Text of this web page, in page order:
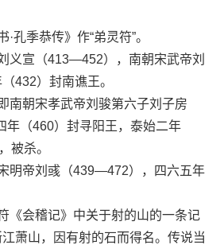
季恭传》作“弟灵符”。
宣（413—452），南朝宋武帝刘
432）封南谯王。
朝宋孝武帝刘骏第六子刘子房
年（460）封寻阳王，泰始二年
被杀。
帝刘彧（439—472），四六五年
会稽记》中关于射的山的一条记
萧山，因有射的石而得名。传说当